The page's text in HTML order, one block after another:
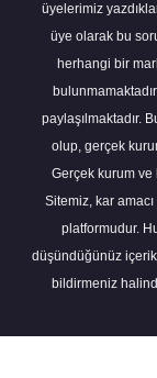
üyelerimiz
üye olarak bu
herhangi bir
paylaşılmaktadır.
olup, gerçek
Gerçek kurum
Sitemiz, kar
platformudur.
düşündüğünüz
bildirmeniz